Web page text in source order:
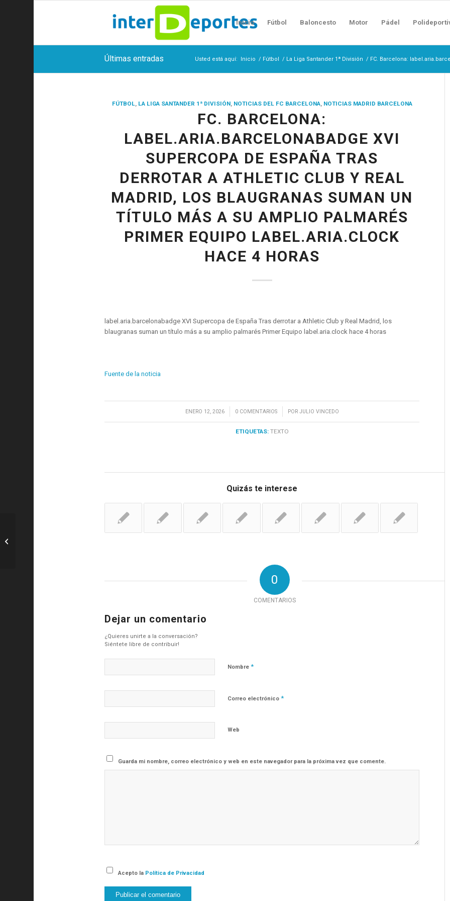
Inicio Fútbol Baloncesto Motor Pádel
Últimas entradas Usted está aquí: Inicio / Fútbol / La Liga Santander 1ª División / FC. Barcelona:
FÚTBOL, LA LIGA SANTANDER 1ª DIVISIÓN, NOTICIAS DEL FC BARCELONA, NOTICIAS MADRID BARCELONA
FC. BARCELONA:
LABEL.ARIA.BARCELONABADGE XVI
SUPERCOPA DE ESPAÑA TRAS
DERROTAR A ATHLETIC CLUB Y REAL
MADRID, LOS BLAUGRANAS SUMAN UN
TÍTULO MÁS A SU AMPLIO PALMARÉS
PRIMER EQUIPO LABEL.ARIA.CLOCK
HACE 4 HORAS
label.aria.barcelonabadge XVI Supercopa de España Tras derrotar a Athletic Club y Real Madrid, los
blaugranas suman un título más a su amplio palmarés Primer Equipo label.aria.clock hace 4 horas
Fuente de la noticia
ENERO 12, 2026
/ 0 COMENTARIOS
/ POR JULIO VINCEDO
ETIQUETAS: TEXTO
Quizás te interese
0
COMENTARIOS
Dejar un comentario
¿Quieres unirte a la conversación?
Siéntete libre de contribuir!
Nombre *
Correo electrónico *
Web
Guarda mi nombre, correo electrónico y web en este navegador para la próxima vez que comente.
Acepto la Política de Privacidad